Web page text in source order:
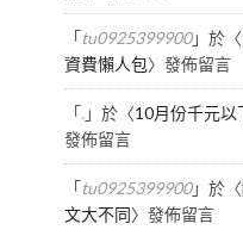
「tu0925399900」於〈
資費懶人包〉發佈留言
「.」於〈10月份千元以
發佈留言
「tu0925399900」於〈
文大不同〉發佈留言